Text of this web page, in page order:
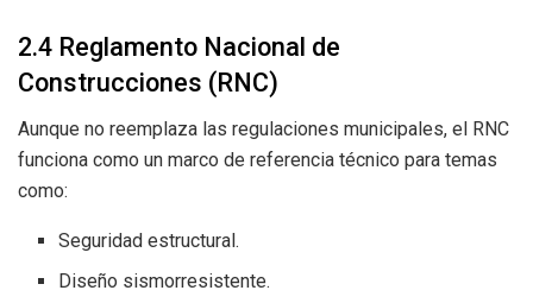
2.4 Reglamento Nacional de
Construcciones (RNC)
Aunque no reemplaza las regulaciones municipales, el RNC
funciona como un marco de referencia técnico para temas
como:
Seguridad estructural.
Diseño sismorresistente.